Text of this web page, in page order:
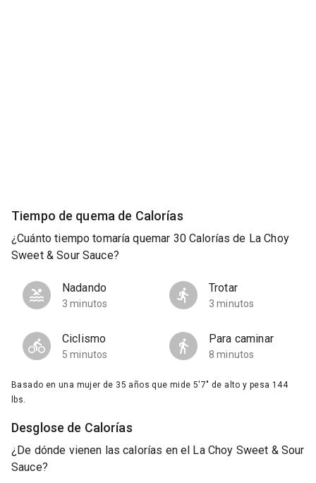
Tiempo de quema de Calorías
¿Cuánto tiempo tomaría quemar 30 Calorías de La Choy
Sweet & Sour Sauce?
Nadando
3 minutos
Trotar
3 minutos
Ciclismo
5 minutos
Para caminar
8 minutos
Basado en una mujer de 35 años que mide 5'7" de alto y pesa 144
lbs.
Desglose de Calorías
¿De dónde vienen las calorías en el La Choy Sweet & Sour
Sauce?